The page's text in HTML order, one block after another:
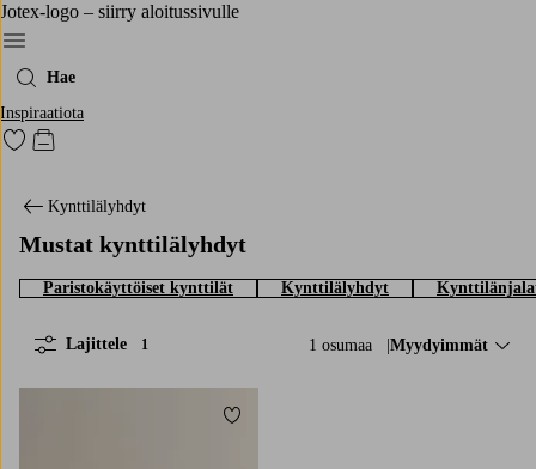
Jotex-logo – siirry aloitussivulle
Menu
Hae
Inspiraatiota
Siirry merkittyihin suosikkituotteisiin
Siirry ostoskoriin
Kynttilälyhdyt
Mustat kynttilälyhdyt
Paristokäyttöiset kynttilät Kynttilälyhdyt
1 osumaa Lajittele:
Myydyimmät
Lajittele 1
Lisää suosikkeihin